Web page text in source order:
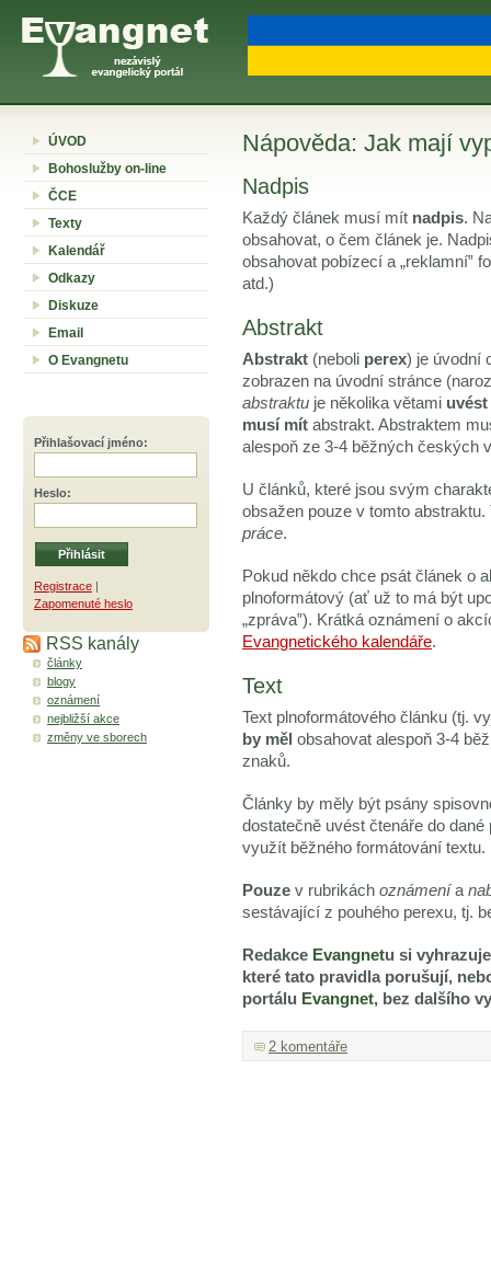
ÚVOD
Bohoslužby on-line
ČCE
Texty
Kalendář
Odkazy
Diskuze
Email
O Evangnetu
Přihlašovací jméno:
Heslo:
Registrace |
Zapomenuté heslo
RSS kanály
články
blogy
oznámení
nejbližší akce
změny ve sborech
Nápověda: Jak mají
Nadpis
Každý článek musí mít nadpis.
obsahovat, o čem článek je.
obsahovat pobízecí a
reklamní
atd.)
Abstrakt
Abstrakt (neboli perex) je úvodní
zobrazen na úvodní stránce
abstraktu je několika větami
musí mít abstrakt. Abstraktem
alespoň ze 3-4 běžných českých
U článků, které jsou svým
obsažen pouze v tomto
práce.
Pokud někdo chce psát článek o
plnoformátový (ať už to má být
zpráva ). Krátká oznámení o
Evangnetického kalendáře.
Text
Text plnoformátového článku (tj.
by měl obsahovat alespoň 3-4
znaků.
Články by měly být psány
dostatečně uvést čtenáře do
využít běžného formátování textu.
Pouze v rubrikách oznámenía
sestávající z pouhého perexu, tj.
Redakce Evangnetu si
které tato pravidla porušují,
portálu Evangnet, bez dalšího
2 komentáře